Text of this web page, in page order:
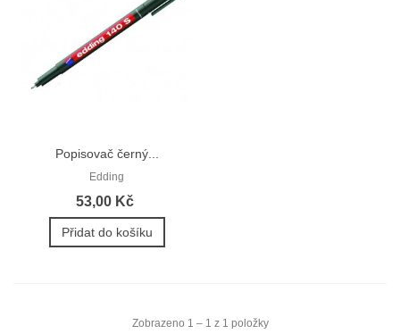
Popisovač černý...
Edding
53,00 Kč
Přidat do košíku
Zobrazeno 1 – 1 z 1 položky